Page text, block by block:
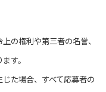
の権利や第三者の名誉、
す。
た場合、すべて応募者の